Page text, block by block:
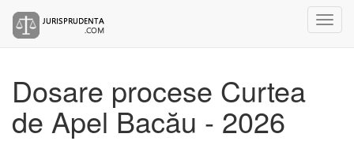
Dosare procese Curtea
de Apel Bacău - 2026